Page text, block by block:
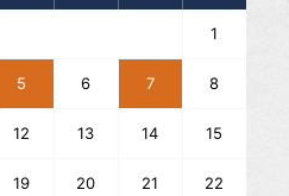
1
5 6 7 8
12 13 14 15
19 20 21 22